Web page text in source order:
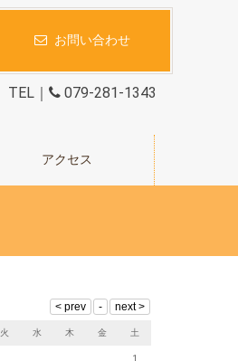
お問い合わせ
TEL｜ 079-281-1343
アクセス
火 水 木 金 土